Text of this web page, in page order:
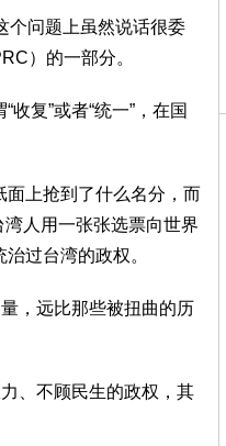
个问题上虽然说话很委
）的一部分。
复”或者“统一”，在国
面上抢到了什么名分，而
人用一张张选票向世界
过台湾的政权。
，远比那些被扭曲的历
、不顾民生的政权，其